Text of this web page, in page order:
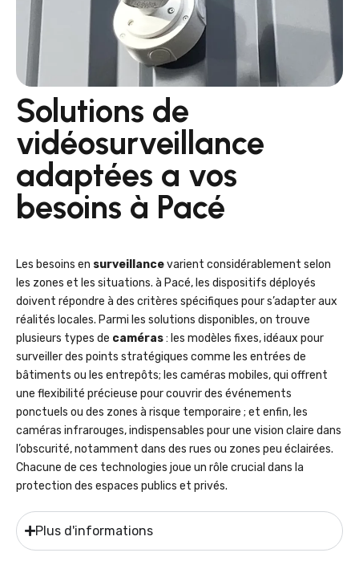
Solutions de
vidéosurveillance
adaptées a vos
besoins à Pacé
Les besoins en surveillancevarient considérablement selon
les zones et les situations. à Pacé, les dispositifs déployés
doivent répondre à des critères spécifiques pour s’adapter aux
réalités locales. Parmi les solutions disponibles, on trouve
plusieurs types de caméras: les modèles fixes, idéaux pour
surveiller des points stratégiques comme les entrées de
bâtiments ou les entrepôts; les caméras mobiles, qui offrent
une flexibilité précieuse pour couvrir des événements
ponctuels ou des zones à risque temporaire ; et enfin, les
caméras infrarouges, indispensables pour une vision claire dans
l’obscurité, notamment dans des rues ou zones peu éclairées.
Chacune de ces technologies joue un rôle crucial dans la
protection des espaces publics et privés.
Plus d'informations